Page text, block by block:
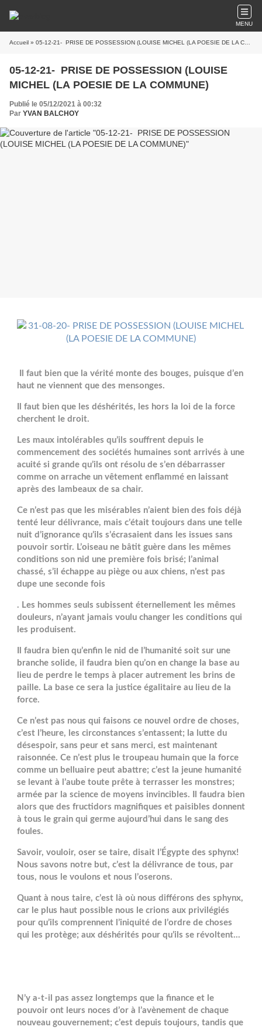
MENU
Accueil » 05-12-21- PRISE DE POSSESSION (LOUISE MICHEL (LA POESIE DE LA COMMUNE)
05-12-21- PRISE DE POSSESSION (LOUISE
MICHEL (LA POESIE DE LA COMMUNE)
Publié le 05/12/2021 à 00:32
Par YVAN BALCHOY
Il faut bien que la vérité monte des bouges, puisque d’en
haut ne viennent que des mensonges.
Il faut bien que les déshérités, les hors la loi de la force
cherchent le droit.
Les maux intolérables qu’ils souffrent depuis le
commencement des sociétés humaines sont arrivés à une
acuité si grande qu’ils ont résolu de s’en débarrasser
comme on arrache un vêtement enflammé en laissant
après des lambeaux de sa chair.
Ce n’est pas que les misérables n’aient bien des fois déjà
tenté leur délivrance, mais c’était toujours dans une telle
nuit d’ignorance qu’ils s’écrasaient dans les issues sans
pouvoir sortir. L’oiseau ne bâtit guère dans les mêmes
conditions son nid une première fois brisé; l’animal
chassé, s’il échappe au piège ou aux chiens, n’est pas
dupe une seconde fois
. Les hommes seuls subissent éternellement les mêmes
douleurs, n’ayant jamais voulu changer les conditions qui
les produisent.
Il faudra bien qu’enfin le nid de l’humanité soit sur une
branche solide, il faudra bien qu’on en change la base au
lieu de perdre le temps à placer autrement les brins de
paille. La base ce sera la justice égalitaire au lieu de la
force.
Ce n’est pas nous qui faisons ce nouvel ordre de choses,
c’est l’heure, les circonstances s’entassent; la lutte du
désespoir, sans peur et sans merci, est maintenant
raisonnée. Ce n’est plus le troupeau humain que la force
comme un belluaire peut abattre; c’est la jeune humanité
se levant à l’aube toute prête à terrasser les monstres;
armée par la science de moyens invincibles. Il faudra bien
alors que des fructidors magnifiques et paisibles donnent
à tous le grain qui germe aujourd’hui dans le sang des
foules.
Savoir, vouloir, oser se taire, disait l’Égypte des sphynx!
Nous savons notre but, c’est la délivrance de tous, par
tous, nous le voulons et nous l’oserons.
Quant à nous taire, c’est là où nous différons des sphynx,
car le plus haut possible nous le crions aux privilégiés
pour qu’ils comprennent l’iniquité de l’ordre de choses
qui les protège; aux déshérités pour qu’ils se révoltent...
N’y a-t-il pas assez longtemps que la finance et le
pouvoir ont leurs noces d’or à l’avènement de chaque
nouveau gouvernement; c’est depuis toujours, tandis que